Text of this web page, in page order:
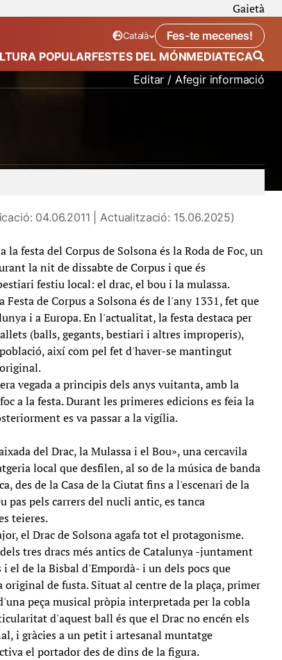
Gaietà
Idioma seleccionat:
Català
. Canviar idiomaFes-te mecenes!
el submenú de “Ecosistema”
POPULARFESTES DEL MÓNMEDIATECA
Editar / Afegir informació
de foc salves mulassa i bou
04.06.2011 | Actualització: 15.06.2025)
festa del Corpus de Solsona és la Roda de Foc, un
la nit de dissabte de Corpus i que és
festiu local: el drac, el bou i la mulassa.
de Corpus a Solsona és de l'any 1331, fet que
i a Europa. En l'actualitat, la festa destaca per
(balls, gegants, bestiari i altres improperis),
així com pel fet d'haver-se mantingut
vegada a principis dels anys vuitanta, amb la
a la festa. Durant les primeres edicions es feia la
es va passar a la vigília.
del Drac, la Mulassa i el Bou», una cercavila
local que desfilen, al so de la música de banda
des de la Casa de la Ciutat fins a l'escenari de la
pas pels carrers del nucli antic, es tanca
teieres.
el Drac de Solsona agafa tot el protagonisme.
tres dracs més antics de Catalunya -juntament
el de la Bisbal d'Empordà- i un dels pocs que
original de fusta. Situat al centre de la plaça, primer
peça musical pròpia interpretada per la cobla
d'aquest ball és que el Drac no encén els
i gràcies a un petit i artesanal muntatge
el portador des de dins de la figura.